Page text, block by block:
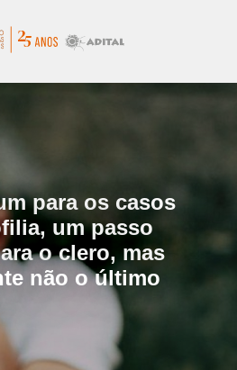
para os casos
um passo
o clero, mas
não o último